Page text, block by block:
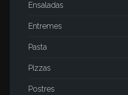
Ensaladas
Entremes
Pasta
Pizzas
Postres